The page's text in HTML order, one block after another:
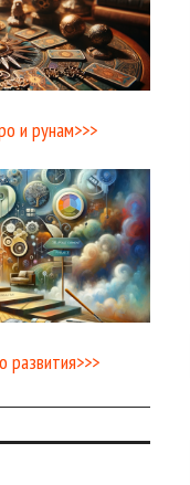
и рунам>>>
развития>>>